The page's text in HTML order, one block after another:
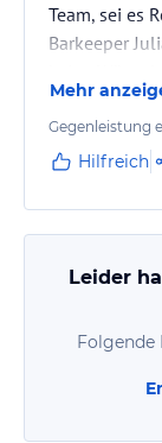
Team, sei es
Barkeeper
großzügig
der ersten
Abschied
zu kurz...
Winde
Mehr
Gegenleistung
Hilfreich
Leider
Folgende